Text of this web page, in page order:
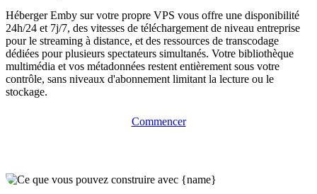
Héberger Emby sur votre propre VPS vous offre une disponibilité
24h/24 et 7j/7, des vitesses de téléchargement de niveau entreprise
pour le streaming à distance, et des ressources de transcodage
dédiées pour plusieurs spectateurs simultanés. Votre bibliothèque
multimédia et vos métadonnées restent entièrement sous votre
contrôle, sans niveaux d'abonnement limitant la lecture ou le
stockage.
Commencer